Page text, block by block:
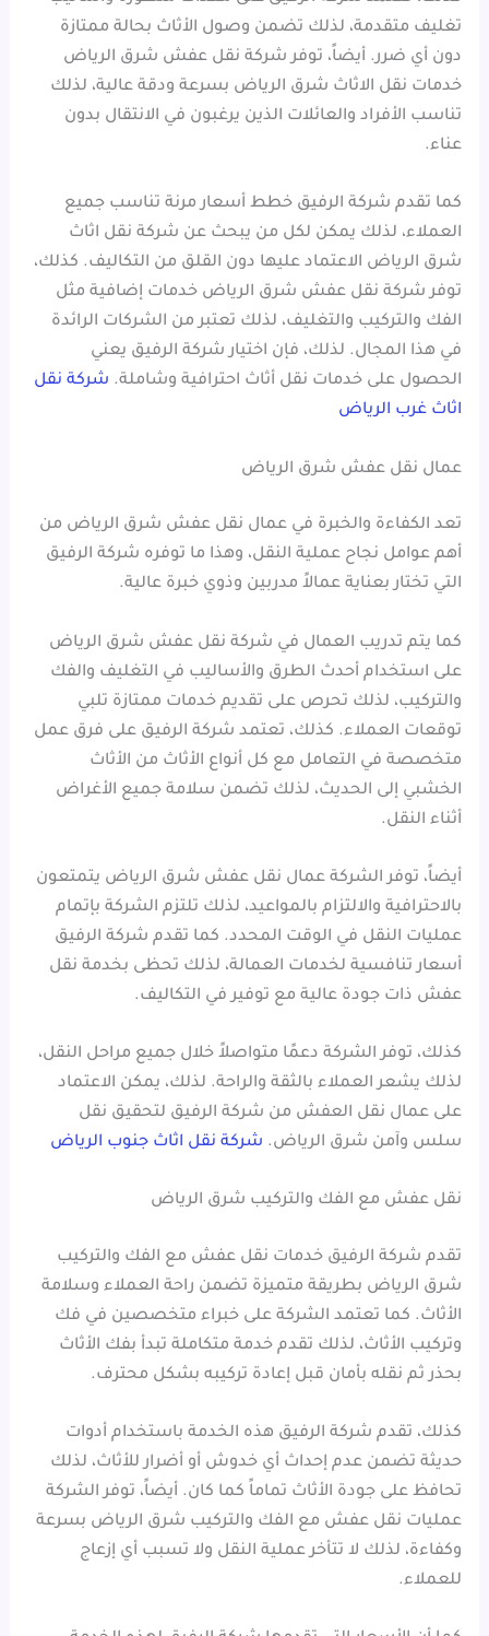
تغليف متقدمة، لذلك تضمن وصول الأثاث بحالة ممتازة
دون أي ضرر. أيضاً، توفر شركة نقل عفش شرق الرياض
خدمات نقل الاثاث شرق الرياض بسرعة ودقة عالية، لذلك
تناسب الأفراد والعائلات الذين يرغبون في الانتقال بدون
عناء.
كما تقدم شركة الرفيق خطط أسعار مرنة تناسب جميع
العملاء، لذلك يمكن لكل من يبحث عن شركة نقل اثاث
شرق الرياض الاعتماد عليها دون القلق من التكاليف. كذلك،
توفر شركة نقل عفش شرق الرياض خدمات إضافية مثل
الفك والتركيب والتغليف، لذلك تعتبر من الشركات الرائدة
في هذا المجال. لذلك، فإن اختيار شركة الرفيق يعني
الحصول على خدمات نقل أثاث احترافية وشاملة. شركة نقل
اثاث غرب الرياض
عمال نقل عفش شرق الرياض
تعد الكفاءة والخبرة في عمال نقل عفش شرق الرياض من
أهم عوامل نجاح عملية النقل، وهذا ما توفره شركة الرفيق
التي تختار بعناية عمالاً مدربين وذوي خبرة عالية.
كما يتم تدريب العمال في شركة نقل عفش شرق الرياض
على استخدام أحدث الطرق والأساليب في التغليف والفك
والتركيب، لذلك تحرص على تقديم خدمات ممتازة تلبي
توقعات العملاء. كذلك، تعتمد شركة الرفيق على فرق عمل
متخصصة في التعامل مع كل أنواع الأثاث من الأثاث
الخشبي إلى الحديث، لذلك تضمن سلامة جميع الأغراض
أثناء النقل.
أيضاً، توفر الشركة عمال نقل عفش شرق الرياض يتمتعون
بالاحترافية والالتزام بالمواعيد، لذلك تلتزم الشركة بإتمام
عمليات النقل في الوقت المحدد. كما تقدم شركة الرفيق
أسعار تنافسية لخدمات العمالة، لذلك تحظى بخدمة نقل
عفش ذات جودة عالية مع توفير في التكاليف.
كذلك، توفر الشركة دعمًا متواصلاً خلال جميع مراحل النقل،
لذلك يشعر العملاء بالثقة والراحة. لذلك، يمكن الاعتماد
على عمال نقل العفش من شركة الرفيق لتحقيق نقل
سلس وآمن شرق الرياض. شركة نقل اثاث جنوب الرياض
نقل عفش مع الفك والتركيب شرق الرياض
تقدم شركة الرفيق خدمات نقل عفش مع الفك والتركيب
شرق الرياض بطريقة متميزة تضمن راحة العملاء وسلامة
الأثاث. كما تعتمد الشركة على خبراء متخصصين في فك
وتركيب الأثاث، لذلك تقدم خدمة متكاملة تبدأ بفك الأثاث
بحذر ثم نقله بأمان قبل إعادة تركيبه بشكل محترف.
كذلك، تقدم شركة الرفيق هذه الخدمة باستخدام أدوات
حديثة تضمن عدم إحداث أي خدوش أو أضرار للأثاث، لذلك
تحافظ على جودة الأثاث تماماً كما كان. أيضاً، توفر الشركة
عمليات نقل عفش مع الفك والتركيب شرق الرياض بسرعة
وكفاءة، لذلك لا تتأخر عملية النقل ولا تسبب أي إزعاج
للعملاء.